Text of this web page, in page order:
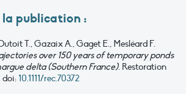
la publication :
T., Gazaix A., Gaget E., Mesléard F.
over 150 years of temporary ponds
delta (Southern France). Restoration
doi: 10.1111/rec.70372